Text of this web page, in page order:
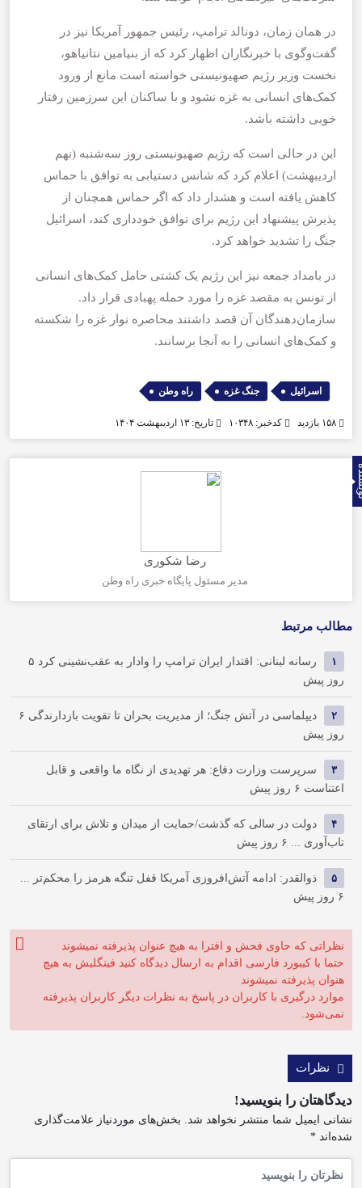
در همان زمان، دونالد ترامپ، رئیس جمهور آمریکا نیز در
گفت‌وگوی با خبرنگاران اظهار کرد که از بنیامین نتانیاهو،
نخست وزیر رژیم صهیونیستی خواسته است مانع از ورود
کمک‌های انسانی به غزه نشود و با ساکنان این سرزمین رفتار
خوبی داشته باشد.
این در حالی است که رژیم صهیونیستی روز سه‌شنبه (نهم
اردیبهشت) اعلام کرد که شانس دستیابی به توافق با حماس
کاهش یافته است و هشدار داد که اگر حماس همچنان از
پذیرش پیشنهاد این رژیم برای توافق خودداری کند، اسرائیل
جنگ را تشدید خواهد کرد.
در بامداد جمعه نیز این رژیم یک کشتی حامل کمک‌های انسانی
از تونس به مقصد غزه را مورد حمله پهبادی قرار داد.
سازمان‌دهندگان آن قصد داشتند محاصره نوار غزه را شکسته
و کمک‌های انسانی را به آنجا برسانند.
اسرائیل , جنگ غزه , راه وطن
کدخبر: ۱۰۳۴۸ تاریخ: ۱۳ اردیبهشت ۱۴۰۴
رضا شکوری
مدیر مسئول پایگاه خبری راه وطن
مطالب مرتبط
۱ رسانه لبنانی: اقتدار ایران ترامپ را وادار به عقب‌نشینی کرد ۵
روز پیش
۲ دیپلماسی در آتش جنگ؛ از مدیریت بحران تا تقویت بازدارندگی ۶
روز پیش
۳
سرپرست وزارت دفاع: هر تهدیدی از نگاه ما واقعی و قابل
اعتناست ۶ روز پیش
۴
دولت در سالی که گذشت/حمایت از میدان و تلاش برای ارتقای
تاب‌آوری ... ۶ روز پیش
۵
ذوالقدر: ادامه آتش‌افروزی آمریکا قفل تنگه هرمز را محکم‌تر ...
۶ روز پیش
نظراتی که حاوی فحش و افترا به هیچ عنوان پذیرفته نمیشوند
حتما با کیبورد فارسی اقدام به ارسال دیدگاه کنید فینگلیش به هیچ
هنوان پذیرفته نمیشوند
موارد درگیری با کاربران در پاسخ به نظرات دیگر کاربران پذیرفته
نمی‌شود.
نظرات
دیدگاهتان را بنویسید!
نشانی ایمیل شما منتشر نخواهد شد. بخش‌های موردنیاز علامت‌گذاری
شده‌اند *